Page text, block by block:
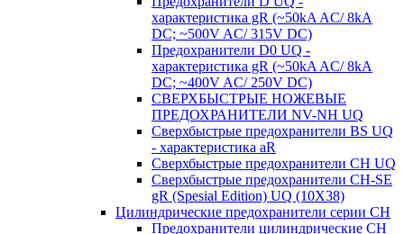
характеристика gR (~50kA AC/ 8kA
DC; ~500V AC/ 315V DC)
Предохранители D0 UQ -
характеристика gR (~50kA AC/ 8kA
DC; ~400V AC/ 250V DC)
СВЕРХБЫСТРЫЕ НОЖЕВЫЕ
ПРЕДОХРАНИТЕЛИ NV-NH UQ
Сверхбыстрые предохранители BS UQ
- характеристика aR
Сверхбыстрые предохранители CH UQ
Сверхбыстрые предохранители CH-SE
gR (Spesial Edition) UQ (10X38)
Цилиндрические предохранители серии CH
Предохранители цилиндрические CH